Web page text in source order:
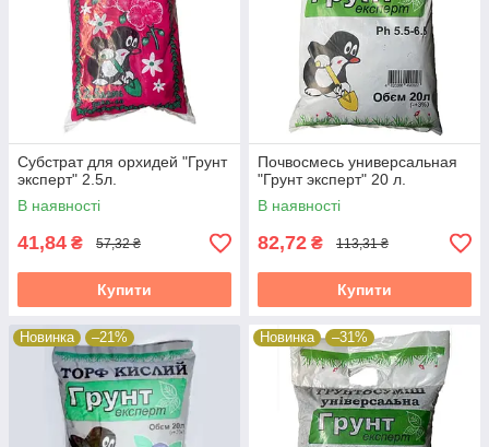
Субстрат для орхидей "Грунт
эксперт" 2.5л.
В наявності
41,84 ₴ 57,32 ₴
Купити
Почвосмесь универсальная
"Грунт эксперт" 20 л.
В наявності
82,72 ₴ 113,31 ₴
Купити
Новинка –21% Новинка –31%